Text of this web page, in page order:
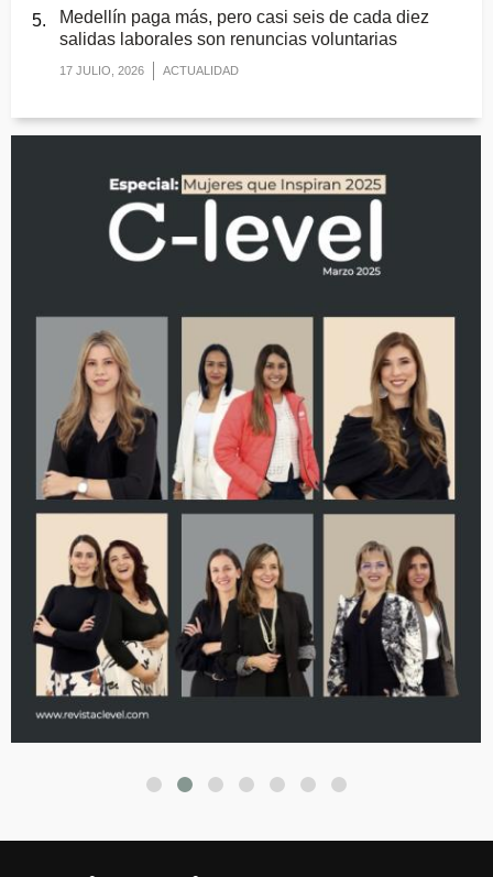
Medellín paga más, pero casi seis de cada diez
salidas laborales son renuncias voluntarias
17 JULIO, 2026 ACTUALIDAD